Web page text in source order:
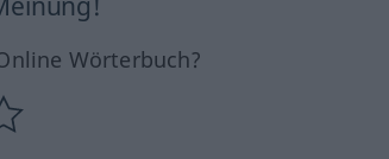
Wörterbuch?